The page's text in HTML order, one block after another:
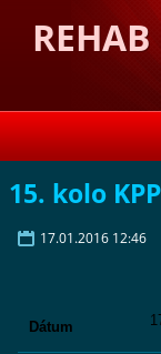
15. kolo
17.01.2016 12:46
Dátum